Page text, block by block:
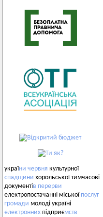
україни червня культурної
спадщини хорольської тимчасові
документів перерви
електропостачанні міської послуг
громади молоді україні
електронних підприємств